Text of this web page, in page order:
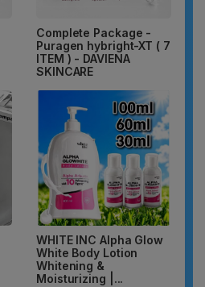
Complete Package -
Puragen hybright-XT ( 7
ITEM ) - DAVIENA
SKINCARE
WHITE INC Alpha Glow
White Body Lotion
Whitening &
Moisturizing |...